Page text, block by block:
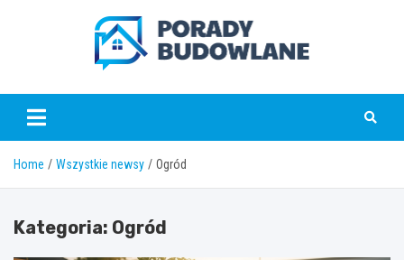
poradybudowlane.pl
Home Wszystkie newsy Ogród
Kategoria: Ogród